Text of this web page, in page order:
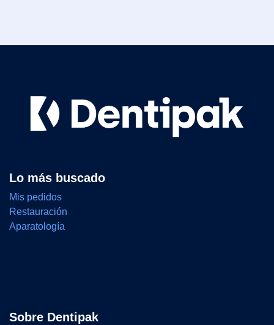
Lo más buscado
Mis pedidos
Restauración
Aparatología
Sobre Dentipak